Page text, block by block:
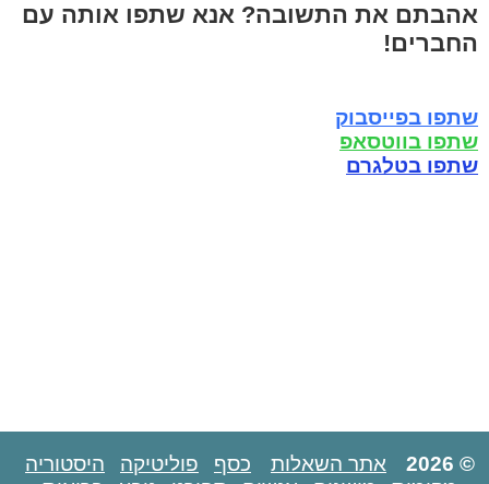
אהבתם את התשובה? אנא שתפו אותה עם
החברים!
שתפו בפייסבוק
שתפו בווטסאפ
שתפו בטלגרם
© 2026 אתר השאלות כסף פוליטיקה
היסטוריה